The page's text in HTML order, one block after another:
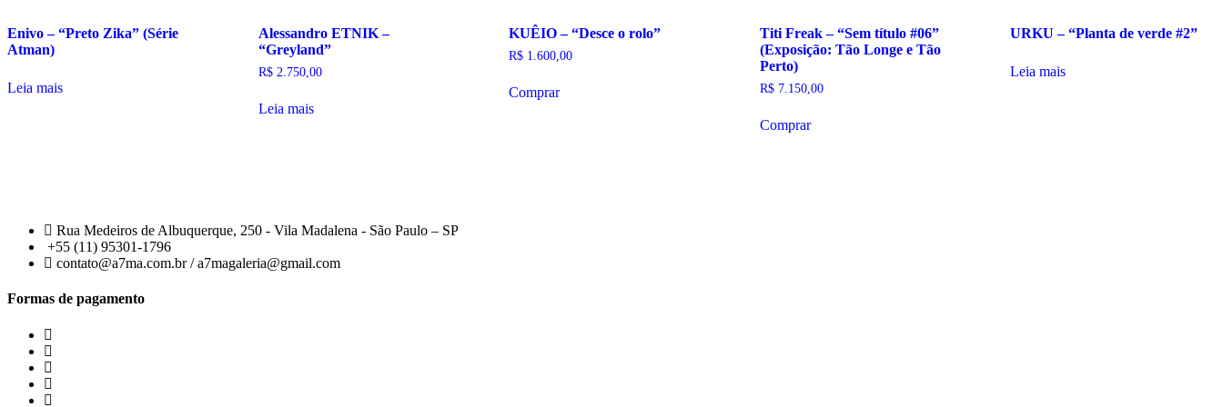
Enivo – “Preto Zika” (Série
Atman)
Leia mais
Alessandro ETNIK –
“Greyland”
R$2.750,00
Leia mais
KUÊIO – “Desce o rolo”
R$ 1.600,00
Comprar
Titi Freak – “Sem título #06”
(Exposição: Tão Longe e Tão
Perto)
R$7.150,00
Comprar
URKU – “Planta de verde #2”
Leia mais
Rua Medeiros de Albuquerque, 250 - Vila Madalena - São Paulo – SP
+55 (11) 95301-1796
contato@a7ma.com.br / a7magaleria@gmail.com
Formas de pagamento